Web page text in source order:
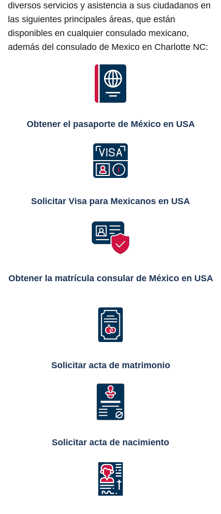
diversos servicios y asistencia a sus ciudadanos en
las siguientes principales áreas, que están
disponibles en cualquier consulado mexicano,
además del consulado de Mexico en Charlotte NC:
Obtener el pasaporte de México en USA
Solicitar Visa para Mexicanos en USA
Obtener la matrícula consular de México en USA
Solicitar acta de matrimonio
Solicitar acta de nacimiento